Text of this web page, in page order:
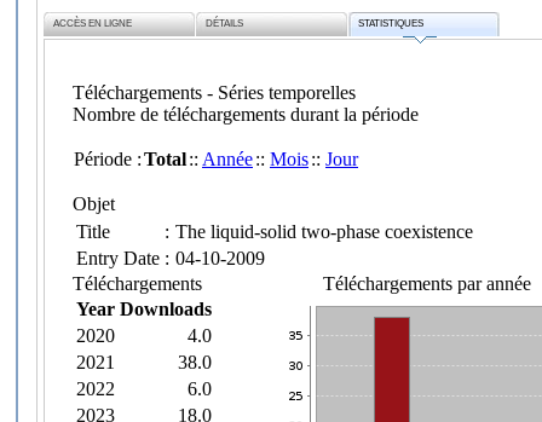
ACCÈS EN LIGNE DÉTAILS STATISTIQUES